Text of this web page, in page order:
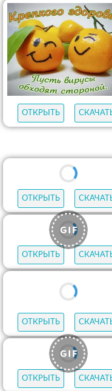
ОТКРЫТЬ
ОТКРЫТЬ СКАЧАТЬ